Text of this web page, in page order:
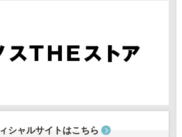
シャルサイトはこちら